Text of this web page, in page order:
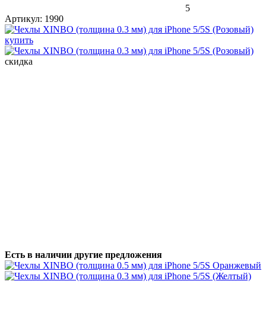
5
Артикул: 1990
скидка
Есть в наличии другие предложения